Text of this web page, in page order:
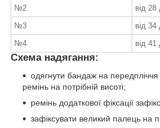
№2
від
№3
від
№4
від
Схема надягання:
одягнути бандаж на передпліччя
ремінь на потрібній висоті;
ремінь додаткової фіксації
зафіксувати великий палець на